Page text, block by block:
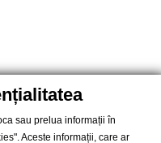
Magazin online cu Produse
RO14935035, Registrul
sau prelua informații în
Aceste informații, care ar